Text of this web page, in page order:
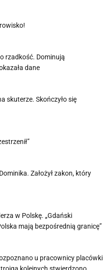
rzadkość. Dominują
dane
skuterze. Skończyło się
Założył zakon, który
w Polskę. „Gdański
mają bezpośrednią granicę”
u pracownicy placówki